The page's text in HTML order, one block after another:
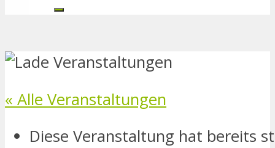
« Alle Veranstaltungen
Diese Veranstaltung hat bereits